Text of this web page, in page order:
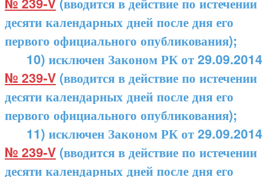
десяти календарных дней после дня его
первого официального опубликования);
10) исключен Законом РК от 29.09.2014
№ 239-V (вводится в действие по истечении
десяти календарных дней после дня его
первого официального опубликования);
11) исключен Законом РК от 29.09.2014
№ 239-V (вводится в действие по истечении
десяти календарных дней после дня его